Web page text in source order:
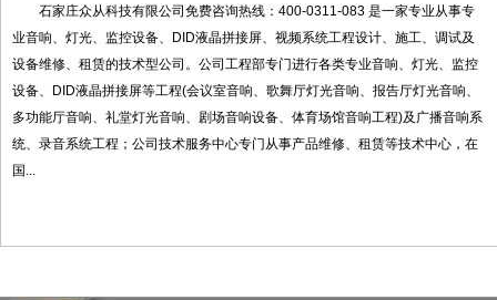
石家庄众从科技有限公司免费咨询热线：400-0311-083 是一家专业从事专
业音响、灯光、监控设备、DID液晶拼接屏、视频系统工程设计、施工、调试及
设备维修、租赁的技术型公司。公司工程部专门进行各类专业音响、灯光、监控
设备、DID液晶拼接屏等工程(会议室音响、歌舞厅灯光音响、报告厅灯光音响、
多功能厅音响、礼堂灯光音响、剧场音响设备、体育场馆音响工程)及广播音响系
统、录音系统工程；公司技术服务中心专门从事产品维修、租赁等技术中心，在
国...